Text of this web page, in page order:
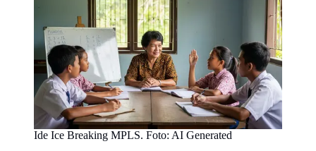
Ide Ice Breaking MPLS. Foto: AI Generated